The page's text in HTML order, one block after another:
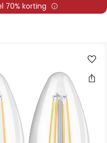
70% korting